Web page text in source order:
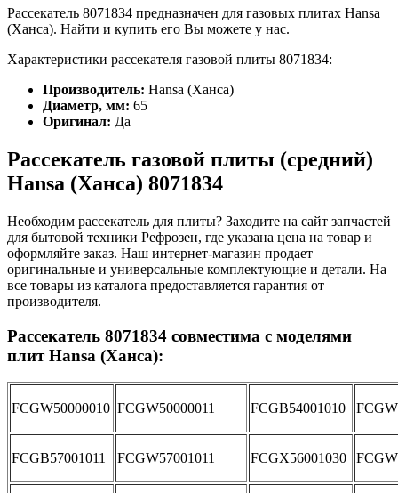
Рассекатель 8071834 предназначен для газовых плитах Hansa
(Ханса). Найти и купить его Вы можете у нас.
Характеристики рассекателя газовой плиты 8071834:
Производитель: Hansa (Ханса)
Диаметр, мм: 65
Оригинал: Да
Рассекатель газовой плиты (средний)
Hansa (Ханса) 8071834
Необходим рассекатель для плиты? Заходите на сайт запчастей
для бытовой техники Рефрозен, где указана цена на товар и
оформляйте заказ. Наш интернет-магазин продает
оригинальные и универсальные комплектующие и детали. На
все товары из каталога предоставляется гарантия от
производителя.
Рассекатель 8071834 совместима с моделями
плит Hansa (Ханса):
FCGW50000010 FCGW50000011 FCGB54001010
FCGB57001011 FCGW57001011 FCGX56001030